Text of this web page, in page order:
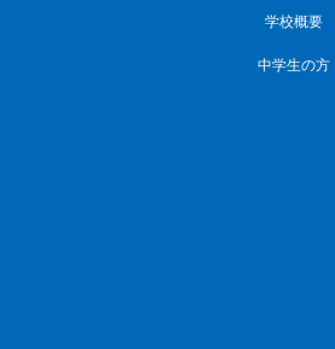
学校概要
中学生の方